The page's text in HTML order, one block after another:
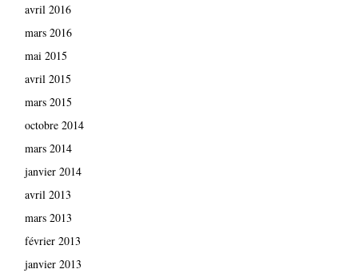
avril 2016
mars 2016
mai 2015
avril 2015
mars 2015
octobre 2014
mars 2014
janvier 2014
avril 2013
mars 2013
février 2013
janvier 2013